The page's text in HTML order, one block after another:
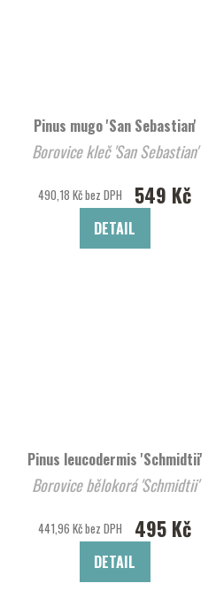
Pinus mugo 'San Sebastian'
Borovice kleč 'San Sebastian'
490,18 Kč bez DPH 549 Kč
DETAIL
Pinus leucodermis 'Schmidtii'
Borovice bělokorá 'Schmidtii'
441,96 Kč bez DPH 495 Kč
DETAIL